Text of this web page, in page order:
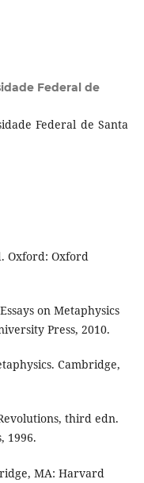
Federal de
Federal de Santa
Oxford: Oxford
on Metaphysics
Press, 2010.
Cambridge,
third edn.
1996.
MA: Harvard